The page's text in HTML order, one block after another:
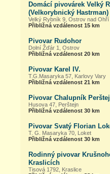
Domácí pivovárek Velký
(Velkorybnický Hastrman)
Velký Rybník 9, Ostrov nad Ohří
Přibližná vzdálenost 15 km
Pivovar Rudohor
Dolní Žďár 1, Ostrov
Přibližná vzdálenost 20 km
Pivovar Karel IV.
T.G.Masaryka 57, Karlovy Vary
Přibližná vzdálenost 21 km
Pivovar Chalupník
Husova 47, Perštejn
Přibližná vzdálenost 30 km
Pivovar Svatý Florian
T. G. Masaryka 70, Loket
Přibližná vzdálenost 30 km
Rodinný pivovar
Kraslicích
Tisová 1792, Kraslice